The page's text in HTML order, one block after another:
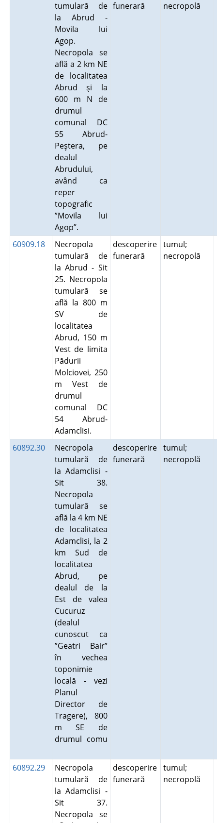
tumulară de
la Abrud -
Movila lui
Agop.
Necropola se
află a 2 km NE
de localitatea
Abrud şi la
600 m N de
drumul
comunal DC
55 Abrud-
Peştera, pe
dealul
Abrudului,
având ca
reper
topografic
”Movila lui
Agop”.
funerară
necropolă
60909.18
Necropola
tumulară de
la Abrud - Sit
25. Necropola
tumulară se
află la 800 m
SV de
localitatea
Abrud, 150 m
Vest de limita
Pădurii
Molciovei, 250
m Vest de
drumul
comunal DC
54 Abrud-
Adamclisi.
descoperire
funerară
tumul;
necropolă
60892.30
Necropola
tumulară de
la Adamclisi -
Sit 38.
Necropola
tumulară se
află la 4 km NE
de localitatea
Adamclisi, la 2
km Sud de
localitatea
Abrud, pe
dealul de la
Est de valea
Cucuruz
(dealul
cunoscut ca
”Geatri Bair”
în vechea
toponimie
locală - vezi
Planul
Director de
Tragere), 800
m SE de
drumul comu
descoperire
funerară
tumul;
necropolă
60892.29
Necropola
tumulară de
la Adamclisi -
Sit 37.
Necropola se
descoperire
funerară
tumul;
necropolă